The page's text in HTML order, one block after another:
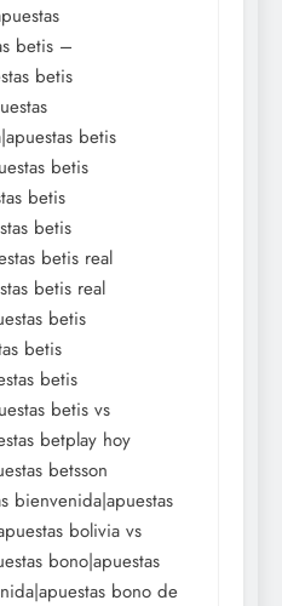
betis –
betis
betis
betis
betis
betis
betis real
betis real
betis
betis
betis
betis vs
betplay hoy
betsson
bienvenida|apuestas
bolivia vs
bono|apuestas
bono de